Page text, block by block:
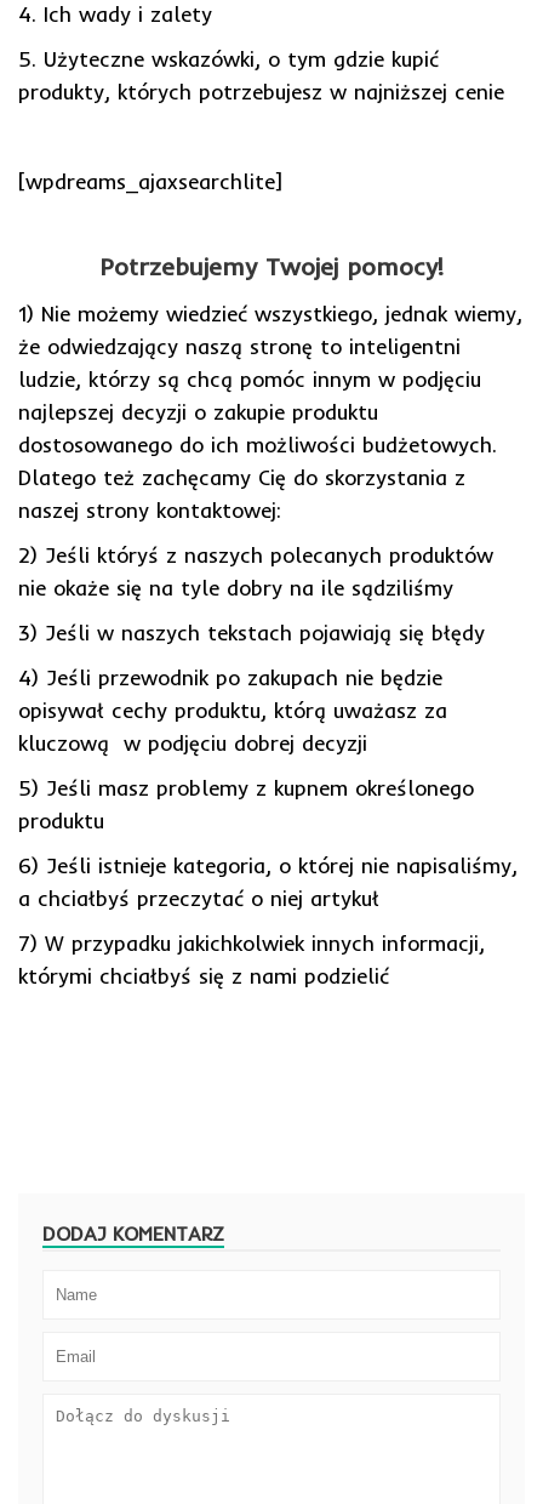
4. Ich wady i zalety
5. Użyteczne wskazówki, o tym gdzie kupić
produkty, których potrzebujesz w najniższej cenie
[wpdreams_ajaxsearchlite]
Potrzebujemy Twojej pomocy!
1) Nie możemy wiedzieć wszystkiego, jednak wiemy,
że odwiedzający naszą stronę to inteligentni
ludzie, którzy są chcą pomóc innym w podjęciu
najlepszej decyzji o zakupie produktu
dostosowanego do ich możliwości budżetowych.
Dlatego też zachęcamy Cię do skorzystania z
naszej strony kontaktowej:
2) Jeśli któryś z naszych polecanych produktów
nie okaże się na tyle dobry na ile sądziliśmy
3) Jeśli w naszych tekstach pojawiają się błędy
4) Jeśli przewodnik po zakupach nie będzie
opisywał cechy produktu, którą uważasz za
kluczową w podjęciu dobrej decyzji
5) Jeśli masz problemy z kupnem określonego
produktu
6) Jeśli istnieje kategoria, o której nie napisaliśmy,
a chciałbyś przeczytać o niej artykuł
7) W przypadku jakichkolwiek innych informacji,
którymi chciałbyś się z nami podzielić
DODAJ KOMENTARZ